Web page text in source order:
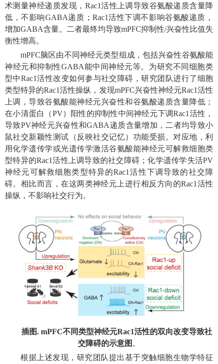
术测量神经递质发现，Rac1活性上调导致谷氨酸递质含量降
低，不影响GABA递质；Rac1活性下调不影响谷氨酸递质，
增加GABA含量。二者最终均导致mPFC抑制性/兴奋性比值失
衡性增高。
mPFC脑区由不同神经元类型组成，包括兴奋性谷氨酸能
神经元和抑制性GABA能中间神经元等。为研究不同细胞类
型中Rac1活性改变如何参与社交障碍，研究团队进行了细胞
类型特异的Rac1活性操纵，发现mPFC兴奋性神经元Rac1活性
上调，导致谷氨酸能神经元兴奋性和谷氨酸递质含量降低；
在小清蛋白（PV）阳性的抑制性中间神经元下调Rac1活性，
导致PV神经元兴奋性和GABA递质含量增加，二者均导致小
鼠社交新颖性测试（反映社交记忆）功能受损。对应地，利
用化学遗传学或光遗传学激活谷氨酸能神经元可解救细胞类
型特异的Rac1活性上调导致的社交障碍；化学遗传学失活PV
神经元可解救细胞类型特异的Rac1活性下调导致的社交障
碍。相比而言，在这两类神经元上进行相反方向的Rac1活性
操纵，不影响社交行为。
插图. mPFC不同类型神经元Rac1活性的双向改变导致社
交障碍的示意图 。
根据上述发现，研究团队提出基于突触细胞生物学特征